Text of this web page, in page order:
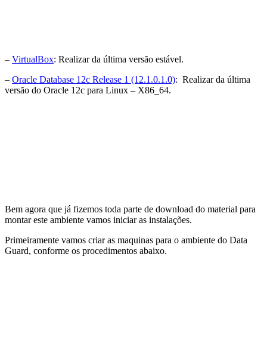
– VirtualBox: Realizar da última versão estável.
– Oracle Database 12c Release 1 (12.1.0.1.0): Realizar da última
versão do Oracle 12c para Linux – X86_64.
Bem agora que já fizemos toda parte de download do material para
montar este ambiente vamos iniciar as instalações.
Primeiramente vamos criar as maquinas para o ambiente do Data
Guard, conforme os procedimentos abaixo.